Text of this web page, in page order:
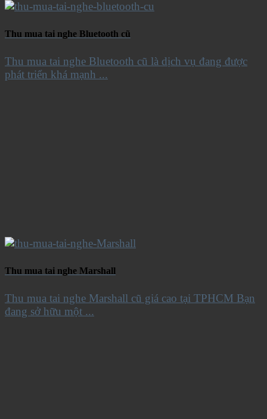
Thu mua tai nghe Bluetooth cũ
Thu mua tai nghe Bluetooth cũ là dịch vụ đang được
phát triển khá mạnh ...
Thu mua tai nghe Marshall
Thu mua tai nghe Marshall cũ giá cao tại TPHCM Bạn
đang sở hữu một ...